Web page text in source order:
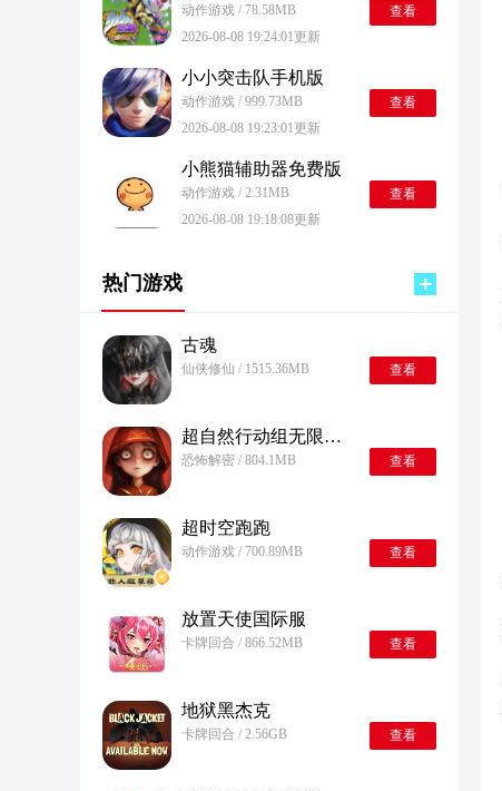
动作游戏 / 78.58MB
2026-08-08 19:24:01更新
查看
小小突击队手机版
动作游戏 / 999.73MB
2026-08-08 19:23:01更新
查看
小熊猫辅助器免费版
动作游戏 / 2.31MB
2026-08-08 19:18:08更新
查看
热门游戏
古魂
仙侠修仙 / 1515.36MB 查看
超自然行动组无限金砖版
恐怖解密 / 804.1MB 查看
超时空跑跑
动作游戏 / 700.89MB 查看
放置天使国际服
卡牌回合 / 866.52MB 查看
地狱黑杰克
卡牌回合 / 2.56GB 查看